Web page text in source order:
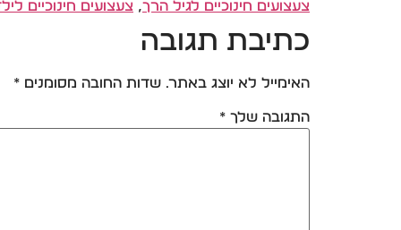
צעצועים חינוכיים לגיל הרך, צעצועים חינוכיים
כתיבת תגובה
האימייל לא יוצג באתר. שדות החובה מסומנים *
התגובה שלך *